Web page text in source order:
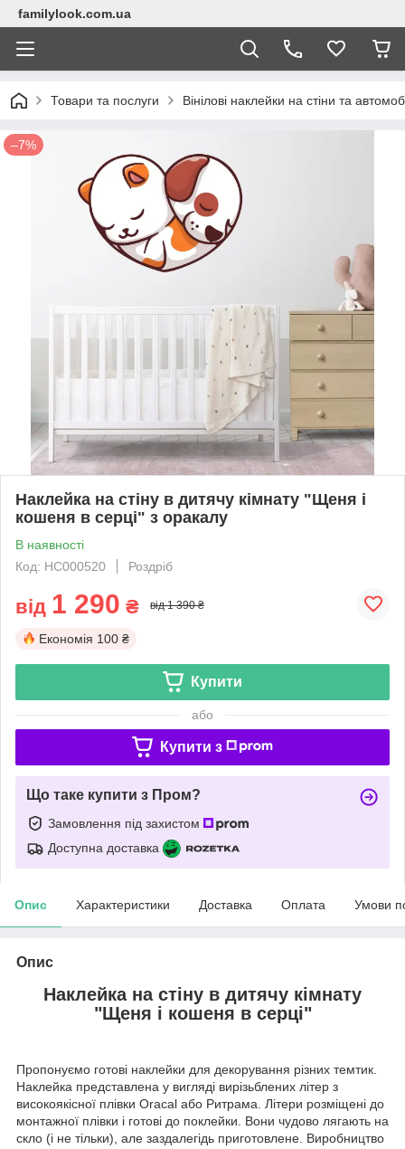
familylook.com.ua
Товари та послуги Вінілові наклейки на стіни та
–7%
Наклейка на стіну в дитячу кімнату "Щеня і
кошеня в серці" з оракалу
В наявності
Код: НС000520
Роздріб
від 1 290 ₴ від 1 390 ₴
Економія 100 ₴
Купити
або
Купити з
Що таке купити з Пром?
Замовлення під захистом
Доступна доставка
Опис Характеристики Доставка Оплата Умови
Опис
Наклейка на стіну в дитячу кімнату
"Щеня і кошеня в серці"
Пропонуємо готові наклейки для декорування різних темтик.
Наклейка представлена у вигляді вирізьблених літер з
високоякісної плівки Oracal або Ритрама. Літери розміщені до
монтажної плівки і готові до поклейки. Вони чудово лягають на
скло (і не тільки), але заздалегідь приготовлене. Виробництво